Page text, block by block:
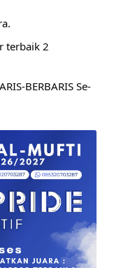
terbaik 2
BERBARIS Se-